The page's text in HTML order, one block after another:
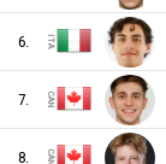
USA
ITA
6.
7.
8.